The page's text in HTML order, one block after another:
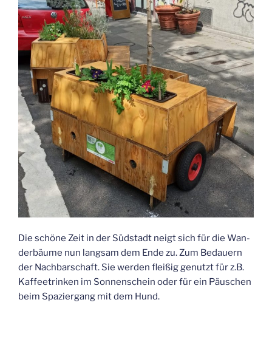
Die schö­ne Zeit in der Süd­stadt neigt sich für die Wan­
der­bäu­me nun lang­sam dem Ende zu. Zum Bedau­ern
der Nach­bar­schaft. Sie wer­den flei­ßig genutzt für z.B.
Kaf­fee­trin­ken im Son­nen­schein oder für ein Päu­schen
beim Spa­zier­gang mit dem Hund.